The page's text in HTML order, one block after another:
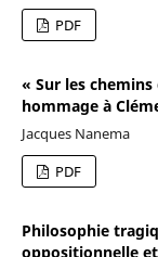
PDF
« Sur les
hommage à
Jacques Nanema
PDF
Philosophie
oppositionnelle